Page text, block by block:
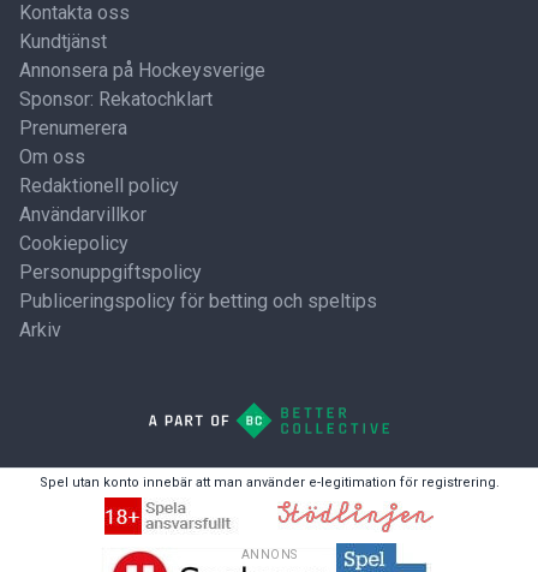
ANNONS
Kontakta oss
Kundtjänst
Annonsera på Hockeysverige
Sponsor: Rekatochklart
Prenumerera
Om oss
Redaktionell policy
Användarvillkor
Cookiepolicy
Personuppgiftspolicy
Publiceringspolicy för betting och speltips
Arkiv
Spel utan konto innebär att man använder e-legitimation för registrering.